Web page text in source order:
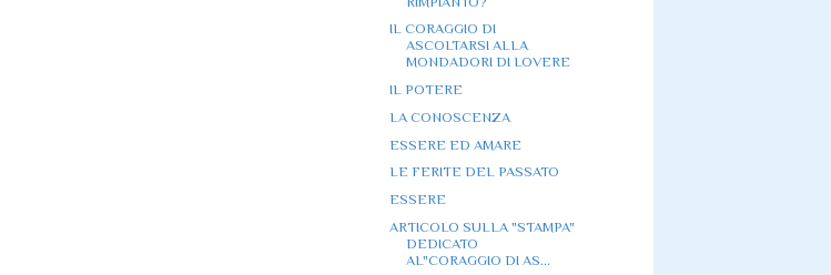
IL CORAGGIO DI
ASCOLTARSI ALLA
MONDADORI DI LOVERE
IL POTERE
LA CONOSCENZA
ESSERE ED AMARE
LE FERITE DEL PASSATO
ESSERE
ARTICOLO SULLA "STAMPA"
DEDICATO
AL"CORAGGIO DI AS...